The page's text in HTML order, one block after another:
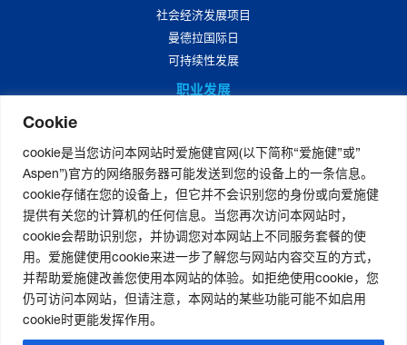
Cookie
cookie是当您访问本网站时爱施健官网(以下简称“爱施健”或”
Aspen”)官方的网络服务器可能发送到您的设备上的一条信息。
cookie存储在您的设备上，但它并不会识别您的身份或向爱施健
提供有关您的计算机的任何信息。当您再次访问本网站时，
cookie会帮助识别您，并协调您对本网站上不同服务套餐的使
用。爱施健使用cookie来进一步了解您与网站内容交互的方式，
并帮助爱施健改善您使用本网站的体验。如拒绝使用cookie，您
仍可访问本网站，但请注意，本网站的某些功能可能不如启用
cookie时更能发挥作用。
社会经济发展项目
曼德拉国际日
可持续性发展
职业发展
爱施健中国岗位招聘
媒体中心
爱施健集团资讯
爱施健中国资讯
联系我们 |官网免责声明